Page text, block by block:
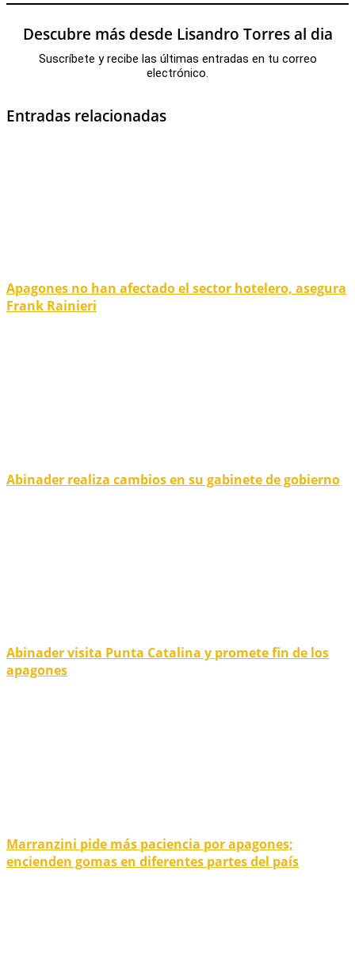
Descubre más desde Lisandro Torres al dia
Suscríbete y recibe las últimas entradas en tu correo
electrónico.
Entradas relacionadas
Apagones no han afectado el sector hotelero, asegura
Frank Rainieri
Abinader realiza cambios en su gabinete de gobierno
Abinader visita Punta Catalina y promete fin de los
apagones
Marranzini pide más paciencia por apagones;
encienden gomas en diferentes partes del país